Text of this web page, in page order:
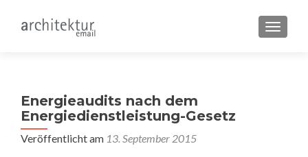
Energieaudits nach dem
Energiedienstleistung-Gesetz
Veröffentlicht am 13. September 2015